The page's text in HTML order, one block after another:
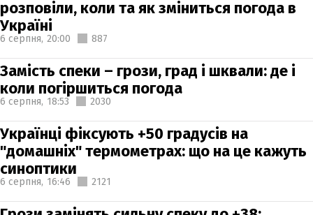
розповіли, коли та як зміниться погода в
Україні
6 серпня, 20:00 887
Замість спеки – грози, град і шквали: де і
коли погіршиться погода
6 серпня, 18:53 2030
Українці фіксують +50 градусів на
"домашніх" термометрах: що на це кажуть
синоптики
6 серпня, 16:46 2121